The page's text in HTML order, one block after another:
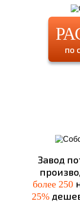
по
Завод
более 250
25%